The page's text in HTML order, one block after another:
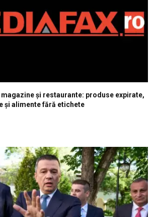
și restaurante: produse expirate,
și alimente fără etichete